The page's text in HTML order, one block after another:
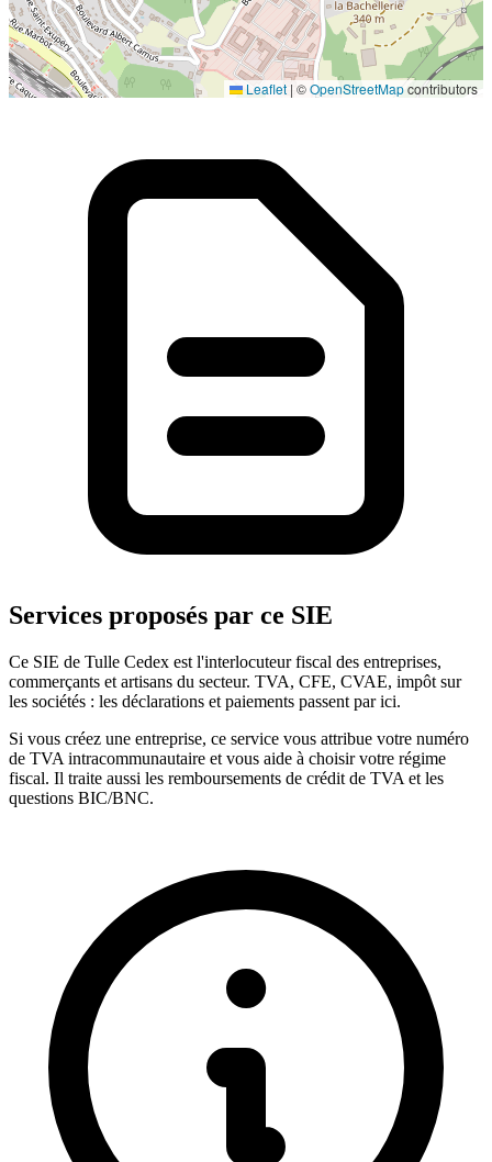
Localisation en cours...
Leaflet | ©OpenStreetMapcontributors
Services proposés par ce SIE
Ce SIE de Tulle Cedex est l'interlocuteur fiscal des entreprises,
commerçants et artisans du secteur. TVA, CFE, CVAE, impôt sur
les sociétés : les déclarations et paiements passent par ici.
Si vous créez une entreprise, ce service vous attribue votre numéro
de TVA intracommunautaire et vous aide à choisir votre régime
fiscal. Il traite aussi les remboursements de crédit de TVA et les
questions BIC/BNC.